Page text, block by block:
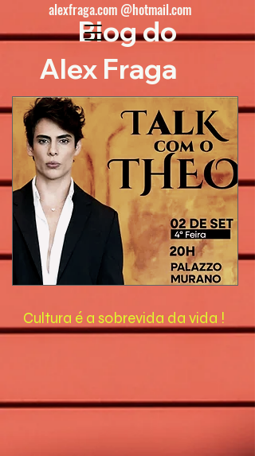
Cultura é a sobrevida da vida !
Blog do
Alex Fraga
alexfraga.com @hotmail.com